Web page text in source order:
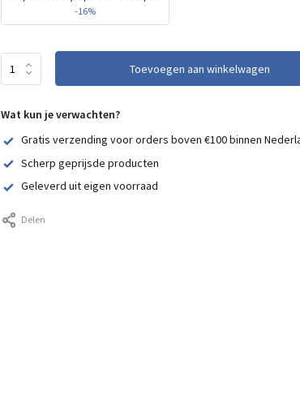
-16%
Toevoegen aan winkelwagen
Wat kun je verwachten?
Gratis verzending voor orders boven €100 binnen
Scherp geprijsde producten
Geleverd uit eigen voorraad
Delen